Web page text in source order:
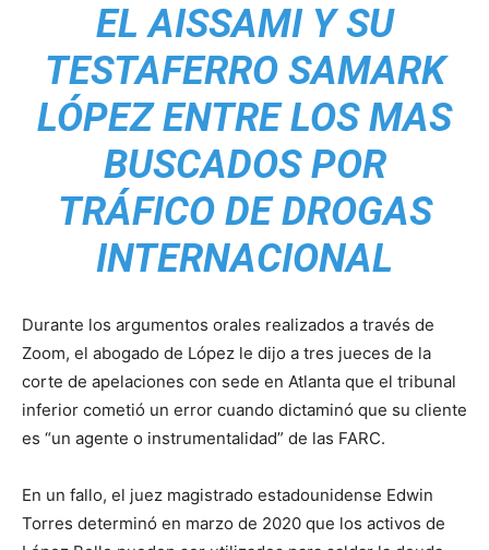
EL AISSAMI Y SU
TESTAFERRO SAMARK
LÓPEZ ENTRE LOS MAS
BUSCADOS POR
TRÁFICO DE DROGAS
INTERNACIONAL
Durante los argumentos orales realizados a través de
Zoom, el abogado de López le dijo a tres jueces de la
corte de apelaciones con sede en Atlanta que el tribunal
inferior cometió un error cuando dictaminó que su cliente
es “un agente o instrumentalidad” de las FARC.
En un fallo, el juez magistrado estadounidense Edwin
Torres determinó en marzo de 2020 que los activos de